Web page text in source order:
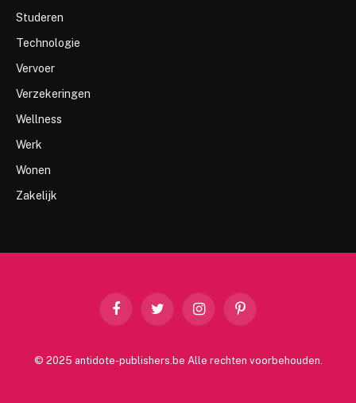
Studeren
Technologie
Vervoer
Verzekeringen
Wellness
Werk
Wonen
Zakelijk
FacebookTwitter InstagramPinterest
© 2025 antidote-publishers.be Alle rechten voorbehouden.